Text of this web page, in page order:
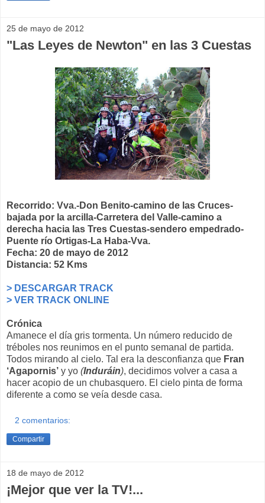
25 de mayo de 2012
"Las Leyes de Newton" en las 3 Cuestas
Recorrido: Vva.-Don Benito-camino de las Cruces-
bajada por la arcilla-Carretera del Valle-camino a
derecha hacia las Tres Cuestas-sendero empedrado-
Puente río Ortigas-La Haba-Vva.
Fecha: 20 de mayo de 2012
Distancia: 52 Kms
> DESCARGAR TRACK
> VER TRACK ONLINE
Crónica
Amanece el día gris tormenta. Un número reducido de
tréboles nos reunimos en el punto semanal de partida.
Todos mirando al cielo. Tal era la desconfianza que Fran
‘Agapornis’ y yo (Induráin), decidimos volver a casa a
hacer acopio de un chubasquero. El cielo pinta de forma
diferente a como se veía desde casa.
2 comentarios:
Compartir
18 de mayo de 2012
¡Mejor que ver la TV!...